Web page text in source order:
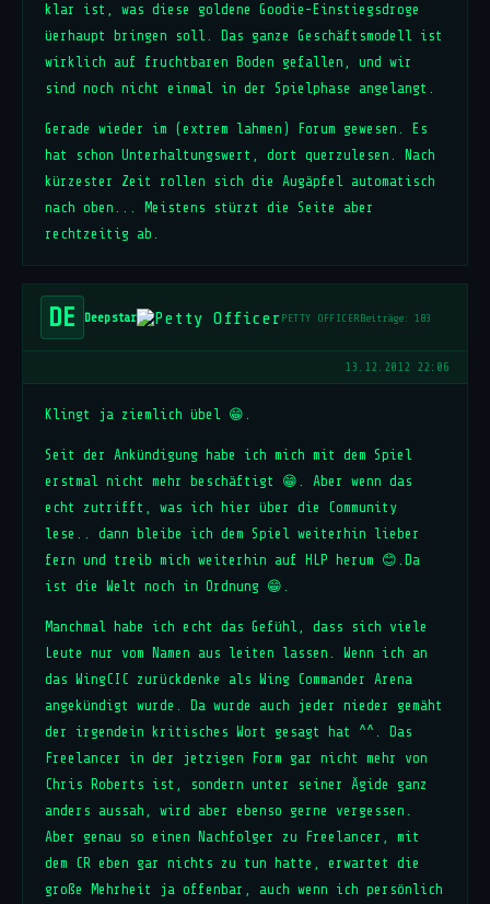
klar ist, was diese goldene Goodie-Einstiegsdroge
üerhaupt bringen soll. Das ganze Geschäftsmodell ist
wirklich auf fruchtbaren Boden gefallen, und wir
sind noch nicht einmal in der Spielphase angelangt.
Gerade wieder im (extrem lahmen) Forum gewesen. Es
hat schon Unterhaltungswert, dort querzulesen. Nach
kürzester Zeit rollen sich die Augäpfel automatisch
nach oben... Meistens stürzt die Seite aber
rechtzeitig ab.
DE Deepstar PETTY OFFICERBeiträge: 183
13.12.2012 22:06
Klingt ja ziemlich übel 😁.
Seit der Ankündigung habe ich mich mit dem Spiel
erstmal nicht mehr beschäftigt 😁. Aber wenn das
echt zutrifft, was ich hier über die Community
lese.. dann bleibe ich dem Spiel weiterhin lieber
fern und treib mich weiterhin auf HLP herum 😊.Da
ist die Welt noch in Ordnung 😁.
Manchmal habe ich echt das Gefühl, dass sich viele
Leute nur vom Namen aus leiten lassen. Wenn ich an
das WingCIC zurückdenke als Wing Commander Arena
angekündigt wurde. Da wurde auch jeder nieder gemäht
der irgendein kritisches Wort gesagt hat ^^. Das
Freelancer in der jetzigen Form gar nicht mehr von
Chris Roberts ist, sondern unter seiner Ägide ganz
anders aussah, wird aber ebenso gerne vergessen.
Aber genau so einen Nachfolger zu Freelancer, mit
dem CR eben gar nichts zu tun hatte, erwartet die
große Mehrheit ja offenbar, auch wenn ich persönlich